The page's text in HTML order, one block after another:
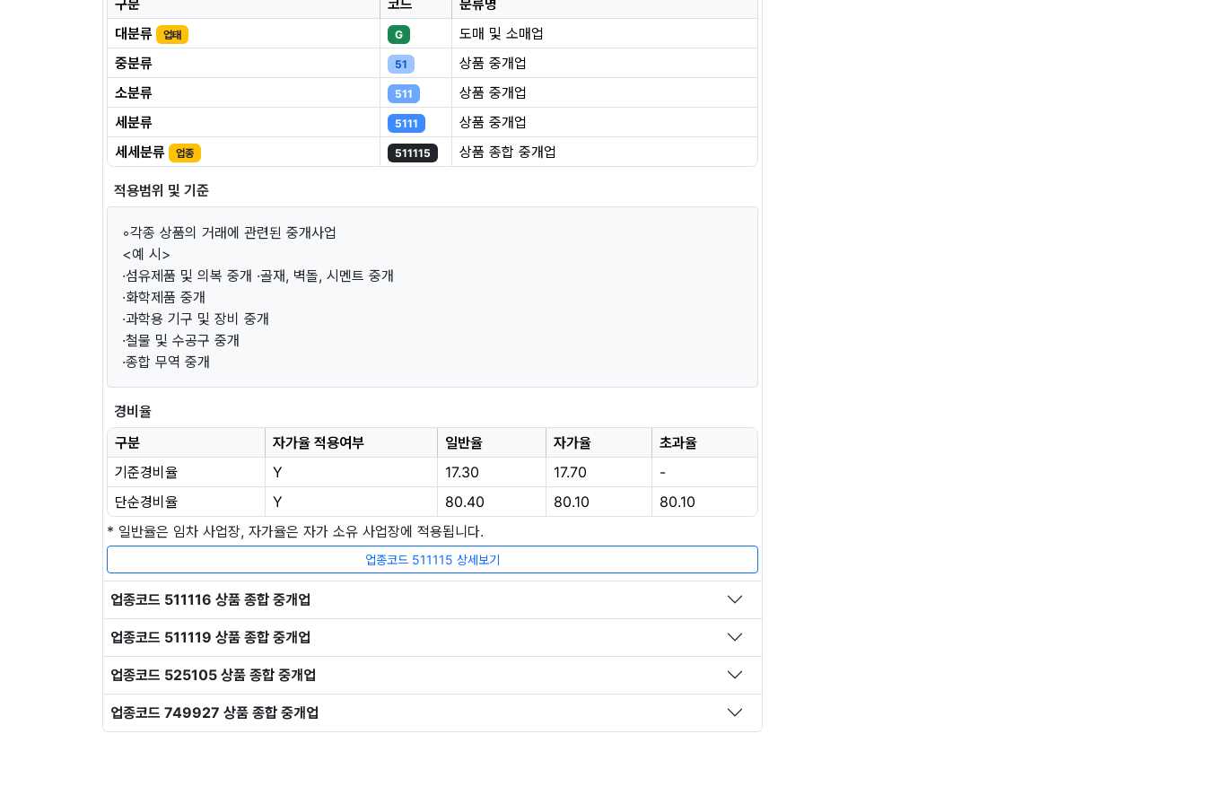
대분류
업태 G
도매 및 소매업
중분류
51
상품 중개업
소분류
511
상품 중개업
세분류
5111
상품 중개업
세세분류
업종 511115 상품 종합 중개업
적용범위 및 기준
◦각종 상품의 거래에 관련된 중개사업
<예 시>
·섬유제품 및 의복 중개 ·골재, 벽돌, 시멘트 중개
·화학제품 중개
·과학용 기구 및 장비 중개
·철물 및 수공구 중개
·종합 무역 중개
경비율
구분
자가율 적용여부 일반율 자가율
초과율
기준경비율
Y 17.30 17.70
-
단순경비율
Y 80.40 80.10
80.10
* 일반율은 임차 사업장, 자가율은 자가 소유 사업장에 적용됩니다.
업종코드 511115 상세보기
업종코드 511116 상품 종합 중개업
업종코드 511119 상품 종합 중개업
업종코드 525105 상품 종합 중개업
업종코드 749927 상품 종합 중개업